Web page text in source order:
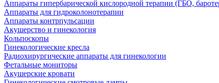
Аппараты гипербарической кислородной терапии (ГБО,
Аппараты для гидроколонотерапии
Аппараты контрпульсации
Акушерство и гинекология
Кольпоскопы
Гинекологические кресла
Радиохирургические аппараты для гинекологии
Фетальные мониторы
Акушерские кровати